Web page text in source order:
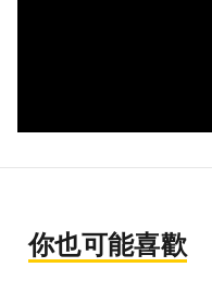
你也可能喜歡